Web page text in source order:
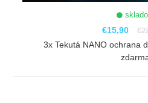
€15,90
3x Tekutá NANO ochrana